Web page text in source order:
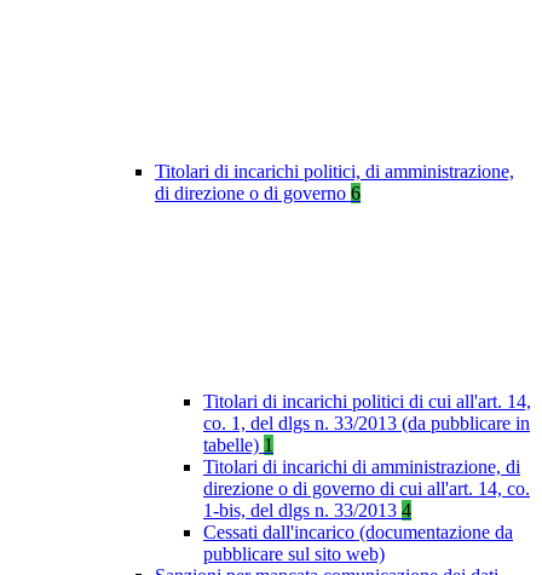
Titolari di incarichi politici, di amministrazione,
di direzione o di governo 6
Titolari di incarichi politici di cui all'art. 14,
co. 1, del dlgs n. 33/2013 (da pubblicare in
tabelle) 1
Titolari di incarichi di amministrazione, di
direzione o di governo di cui all'art. 14, co.
1-bis, del dlgs n. 33/2013 4
Cessati dall'incarico (documentazione da
pubblicare sul sito web)